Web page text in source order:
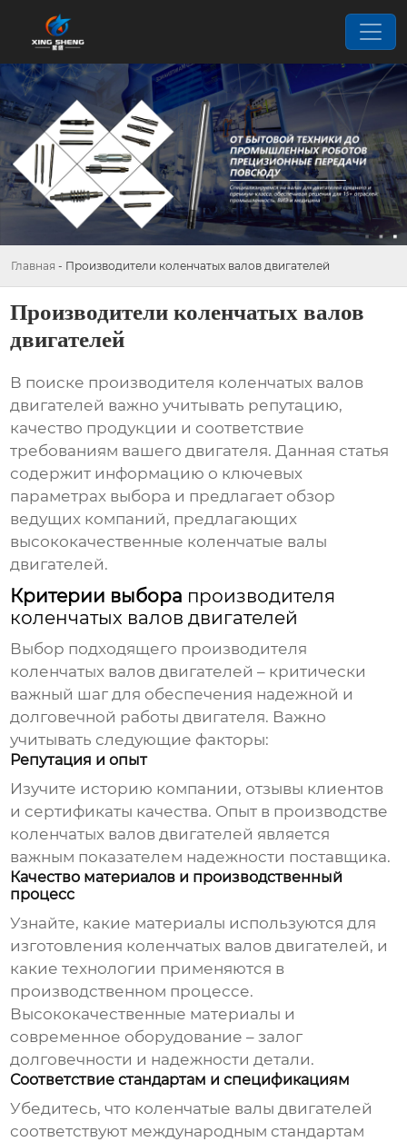
Главная - Производители коленчатых валов двигателей
Производители коленчатых валов
двигателей
В поиске производителя коленчатых валов
двигателей важно учитывать репутацию,
качество продукции и соответствие
требованиям вашего двигателя. Данная статья
содержит информацию о ключевых
параметрах выбора и предлагает обзор
ведущих компаний, предлагающих
высококачественные коленчатые валы
двигателей.
Критерии выбора производителя
коленчатых валов двигателей
Выбор подходящего производителя
коленчатых валов двигателей – критически
важный шаг для обеспечения надежной и
долговечной работы двигателя. Важно
учитывать следующие факторы:
Репутация и опыт
Изучите историю компании, отзывы клиентов
и сертификаты качества. Опыт в производстве
коленчатых валов двигателей является
важным показателем надежности поставщика.
Качество материалов и производственный
процесс
Узнайте, какие материалы используются для
изготовления коленчатых валов двигателей, и
какие технологии применяются в
производственном процессе.
Высококачественные материалы и
современное оборудование – залог
долговечности и надежности детали.
Соответствие стандартам и спецификациям
Убедитесь, что коленчатые валы двигателей
соответствуют международным стандартам